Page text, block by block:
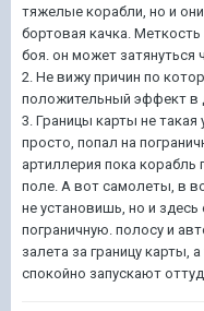
тяжелые корабли, но и
бортовая качка.
боя. он может затянуться
2. Не вижу причин по
положительный эффект в
3. Границы карты не
просто, попал на
артиллерия пока корабль
поле. А вот самолеты, в
не установишь, но и
пограничную. полосу и
залета за границу карты,
спокойно запускают